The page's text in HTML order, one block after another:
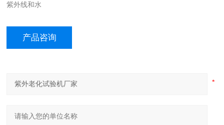
紫外线和水
产品咨询